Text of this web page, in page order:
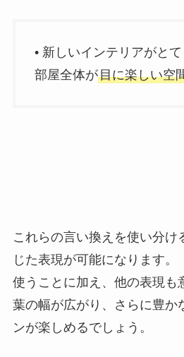
• 新しいインテリアがとて
部屋全体が目に楽しい空
これらの言い換えを使い分け
じた表現が可能になります。
使うことに加え、他の表現も
葉の幅が広がり、さらに豊か
ンが楽しめるでしょう。